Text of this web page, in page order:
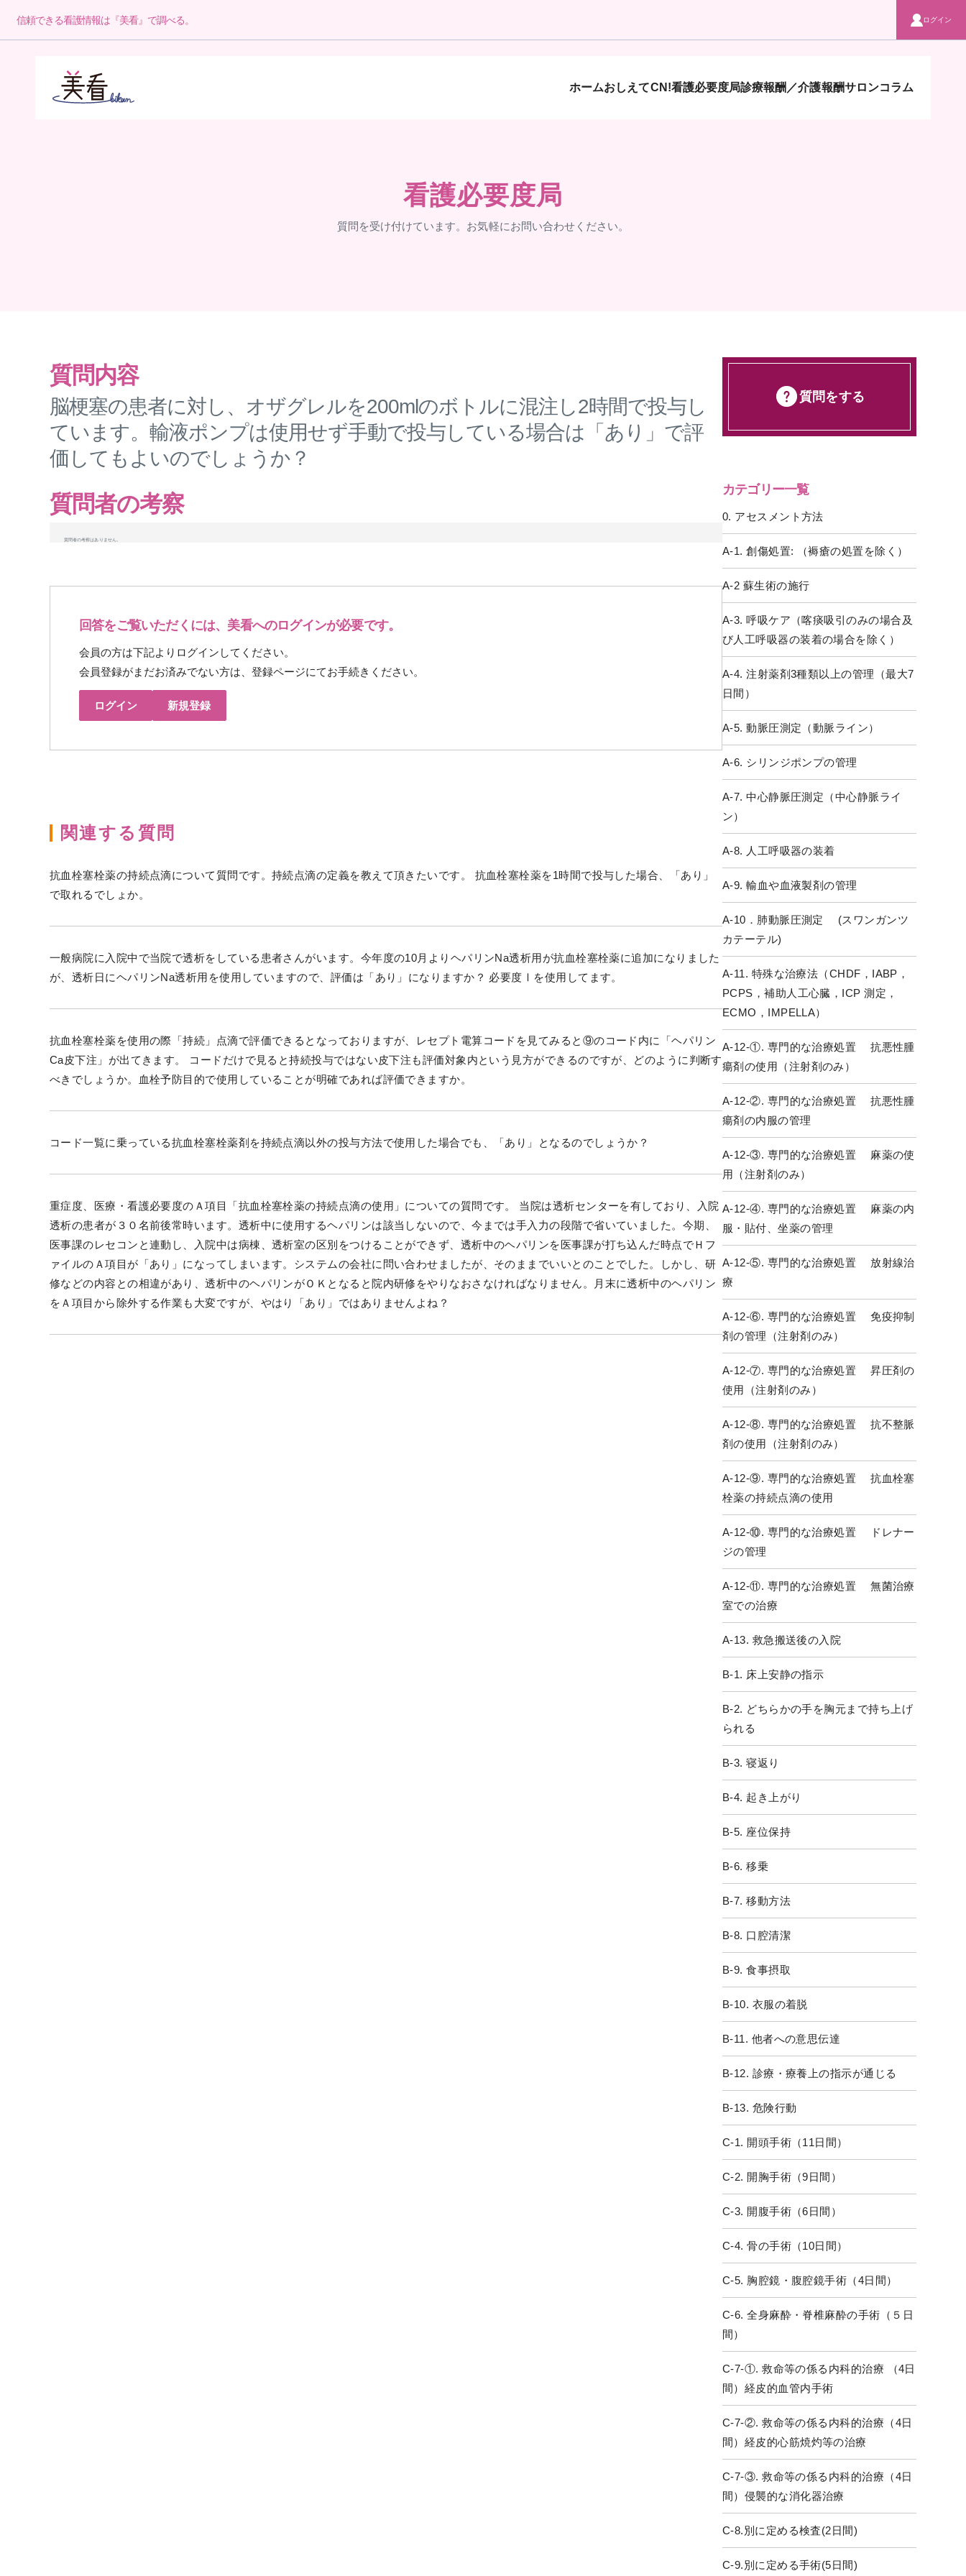
信頼できる看護情報は『美看』で調べる。 ログイン
ホームおしえてCN!看護必要度局診療報酬／介護報酬サロンコラム
看護必要度局
質問を受け付けています。お気軽にお問い合わせください。
質問内容
脳梗塞の患者に対し、オザグレルを200mlのボトルに混注し2時間で投与し
ています。輸液ポンプは使用せず手動で投与している場合は「あり」で評
価してもよいのでしょうか？
質問者の考察
質問者の考察はありません。
回答をご覧いただくには、美看へのログインが必要です。
会員の方は下記よりログインしてください。
会員登録がまだお済みでない方は、登録ページにてお手続きください。
ログイン 新規登録
関連する質問
抗血栓塞栓薬の持続点滴について質問です。持続点滴の定義を教えて頂きたいです。 抗血栓塞栓薬を1時間で投与した場合、「あり」
で取れるでしょか。
一般病院に入院中で当院で透析をしている患者さんがいます。今年度の10月よりヘパリンNa透析用が抗血栓塞栓薬に追加になりました
が、透析日にヘパリンNa透析用を使用していますので、評価は「あり」になりますか？ 必要度Ⅰを使用してます。
抗血栓塞栓薬を使用の際「持続」点滴で評価できるとなっておりますが、レセプト電算コードを見てみると⑨のコード内に「ヘパリン
Ca皮下注」が出てきます。 コードだけで見ると持続投与ではない皮下注も評価対象内という見方ができるのですが、どのように判断す
べきでしょうか。血栓予防目的で使用していることが明確であれば評価できますか。
コード一覧に乗っている抗血栓塞栓薬剤を持続点滴以外の投与方法で使用した場合でも、「あり」となるのでしょうか？
重症度、医療・看護必要度のＡ項目「抗血栓塞栓薬の持続点滴の使用」についての質問です。 当院は透析センターを有しており、入院
透析の患者が３０名前後常時います。透析中に使用するヘパリンは該当しないので、今までは手入力の段階で省いていました。今期、
医事課のレセコンと連動し、入院中は病棟、透析室の区別をつけることができず、透析中のヘパリンを医事課が打ち込んだ時点でＨフ
ァイルのＡ項目が「あり」になってしまいます。システムの会社に問い合わせましたが、そのままでいいとのことでした。しかし、研
修などの内容との相違があり、透析中のヘパリンがＯＫとなると院内研修をやりなおさなければなりません。月末に透析中のヘパリン
をＡ項目から除外する作業も大変ですが、やはり「あり」ではありませんよね？
質問をする
カテゴリー一覧
0. アセスメント方法
A-1. 創傷処置: （褥瘡の処置を除く）
A-2 蘇生術の施行
A-3. 呼吸ケア（喀痰吸引のみの場合及
び人工呼吸器の装着の場合を除く）
A-4. 注射薬剤3種類以上の管理（最大7
日間）
A-5. 動脈圧測定（動脈ライン）
A-6. シリンジポンプの管理
A-7. 中心静脈圧測定（中心静脈ライ
ン）
A-8. 人工呼吸器の装着
A-9. 輸血や血液製剤の管理
A-10．肺動脈圧測定 (スワンガンツ
カテーテル)
A-11. 特殊な治療法（CHDF，IABP，
PCPS，補助人工心臓，ICP 測定，
ECMO，IMPELLA）
A-12-①. 専門的な治療処置 抗悪性腫
瘍剤の使用（注射剤のみ）
A-12-②. 専門的な治療処置 抗悪性腫
瘍剤の内服の管理
A-12-③. 専門的な治療処置 麻薬の使
用（注射剤のみ）
A-12-④. 専門的な治療処置 麻薬の内
服・貼付、坐薬の管理
A-12-⑤. 専門的な治療処置 放射線治
療
A-12-⑥. 専門的な治療処置 免疫抑制
剤の管理（注射剤のみ）
A-12-⑦. 専門的な治療処置 昇圧剤の
使用（注射剤のみ）
A-12-⑧. 専門的な治療処置 抗不整脈
剤の使用（注射剤のみ）
A-12-⑨. 専門的な治療処置 抗血栓塞
栓薬の持続点滴の使用
A-12-⑩. 専門的な治療処置 ドレナー
ジの管理
A-12-⑪. 専門的な治療処置 無菌治療
室での治療
A-13. 救急搬送後の入院
B-1. 床上安静の指示
B-2. どちらかの手を胸元まで持ち上げ
られる
B-3. 寝返り
B-4. 起き上がり
B-5. 座位保持
B-6. 移乗
B-7. 移動方法
B-8. 口腔清潔
B-9. 食事摂取
B-10. 衣服の着脱
B-11. 他者への意思伝達
B-12. 診療・療養上の指示が通じる
B-13. 危険行動
C-1. 開頭手術（11日間）
C-2. 開胸手術（9日間）
C-3. 開腹手術（6日間）
C-4. 骨の手術（10日間）
C-5. 胸腔鏡・腹腔鏡手術（4日間）
C-6. 全身麻酔・脊椎麻酔の手術（５日
間）
C-7-①. 救命等の係る内科的治療 （4日
間）経皮的血管内手術
C-7-②. 救命等の係る内科的治療（4日
間）経皮的心筋焼灼等の治療
C-7-③. 救命等の係る内科的治療（4日
間）侵襲的な消化器治療
C-8.別に定める検査(2日間)
C-9.別に定める手術(5日間)